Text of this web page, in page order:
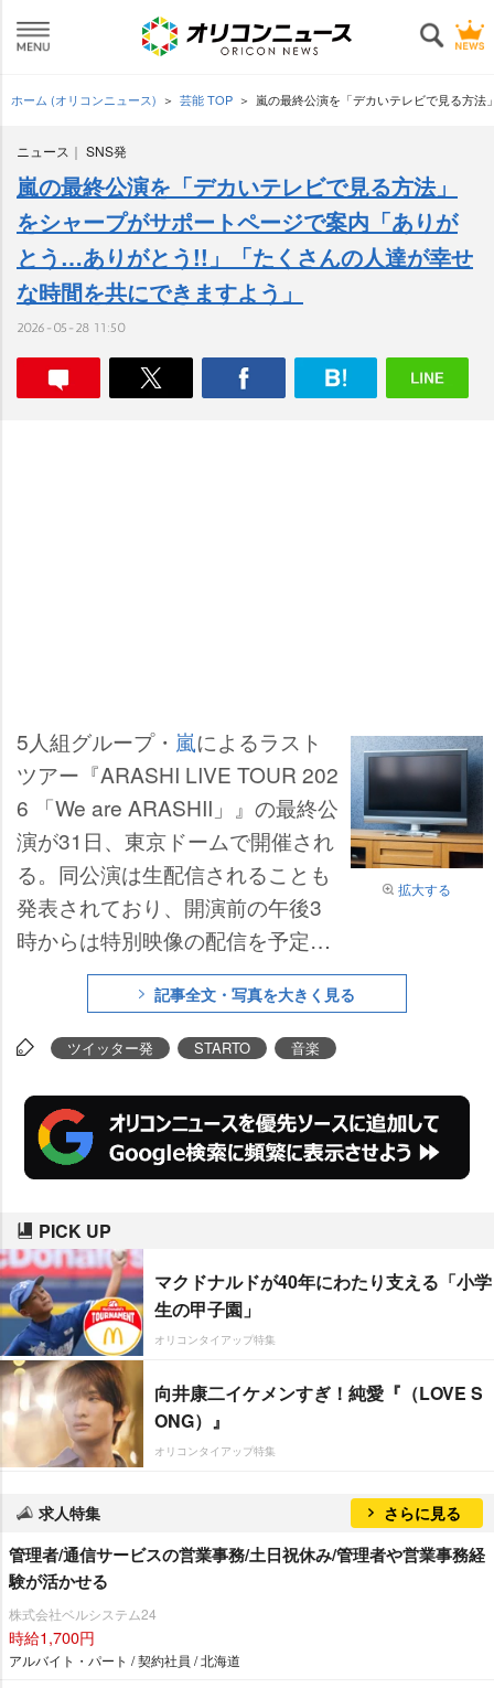
ホーム (オリコンニュース) 芸能 TOP 嵐の最終公演を「デカいテレビで見る方
ニュース SNS発
嵐の最終公演を「デカいテレビで見る方法」
をシャープがサポートページで案内「ありが
とう…ありがとう!!」「たくさんの人達が幸せ
な時間を共にできますよう」
2026-05-28 11:50
拡大する
5人組グループ・ 嵐によるラスト
ツアー『ARASHI LIVE TOUR 202
6 「We are ARASHII」』の最終公
演が31日、東京ドームで開催され
る。同公演は生配信されることも
発表されており、開演前の午後3
時からは特別映像の配信を予定し
ている。
記事全文・写真を大きく見る
ツイッター発 STARTO 音楽
PICK UP
マクドナルドが40年にわたり支える「小学
生の甲子園」
オリコンタイアップ特集
向井康二イケメンすぎ！純愛『（LOVE S
ONG）』
オリコンタイアップ特集
求人特集 さらに見る
管理者/通信サービスの営業事務/土日祝休み/管理者や営業事務経
験が活かせる
株式会社ベルシステム24
時給1,700円
アルバイト・パート / 契約社員 / 北海道